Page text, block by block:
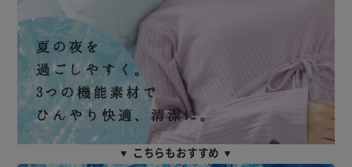
▼ こちらもおすすめ ▼